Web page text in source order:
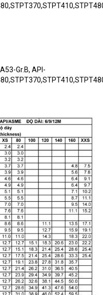
Gr.B, API-